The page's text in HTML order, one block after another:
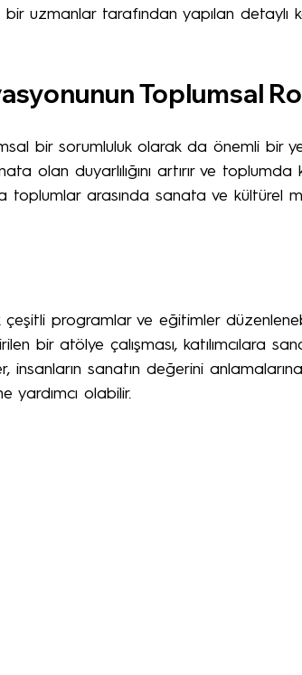
uzmanlar tarafından yapılan detaylı
Toplumsal
bir sorumluluk olarak da önemli bir
olan duyarlılığını artırır ve toplumda
toplumlar arasında sanata ve kültürel
programlar ve eğitimler
bir atölye çalışması, katılımcılara
insanların sanatın değerini
yardımcı olabilir.